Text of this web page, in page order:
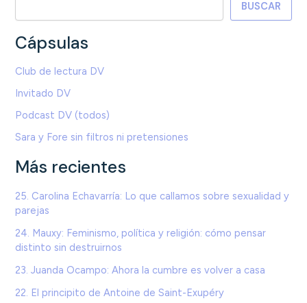
BUSCAR
Cápsulas
Club de lectura DV
Invitado DV
Podcast DV (todos)
Sara y Fore sin filtros ni pretensiones
Más recientes
25. Carolina Echavarría: Lo que callamos sobre sexualidad y
parejas
24. Mauxy: Feminismo, política y religión: cómo pensar
distinto sin destruirnos
23. Juanda Ocampo: Ahora la cumbre es volver a casa
22. El principito de Antoine de Saint-Exupéry